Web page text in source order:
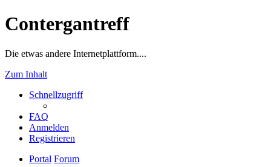
Contergantreff
Die etwas andere Internetplattform....
Zum Inhalt
Schnellzugriff
FAQ
Anmelden
Registrieren
Portal Forum